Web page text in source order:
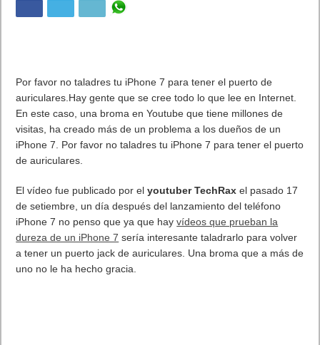
Por favor no taladres tu iPhone 7 para tener el puerto de
auriculares.Hay gente que se cree todo lo que lee en Internet.
En este caso, una broma en Youtube que tiene millones de
visitas, ha creado más de un problema a los dueños de un
El vídeo fue publicado por el
de setiembre, un día después del lanzamiento del teléfono
iPhone 7 no penso que ya que hay
vídeos que prueban la
dureza de un iPhone 7
sería interesante taladrarlo para volver
a tener un puerto jack de auriculares. Una broma que a más de